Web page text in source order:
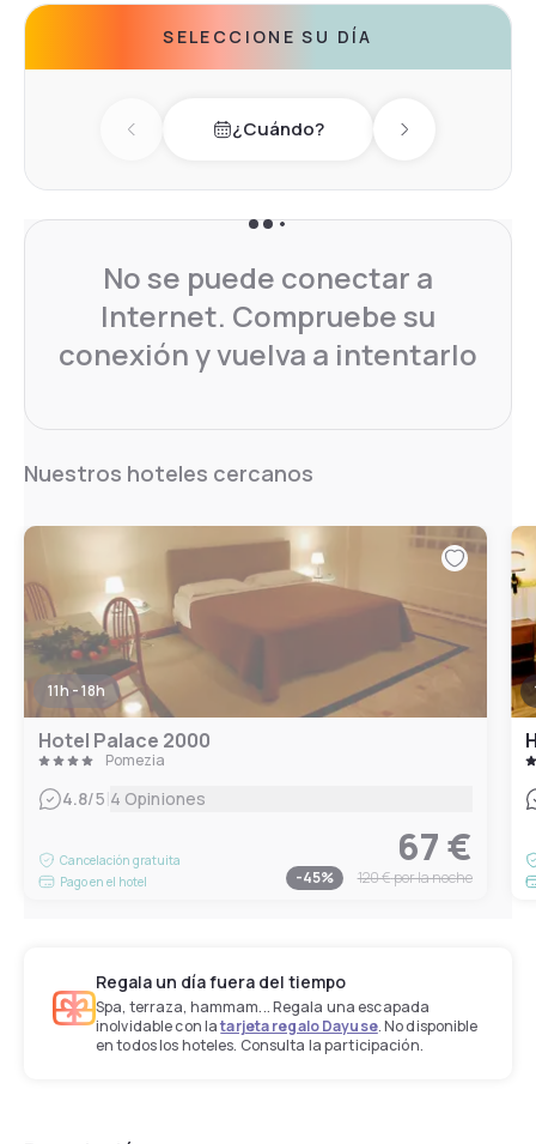
SELECCIONE SU DÍA
Previous day¿Cuándo? Next day
No se puede conectar a
Internet. Compruebe su
conexión y vuelva a intentarlo
Nuestros hoteles cercanos
11h - 18h
Hotel Palace 2000
Pomezia
4.8/5|4 Opiniones
Cancelación gratuita
Pago en el hotel
67 €
-45% 120 €por la noche
Regala un día fuera del tiempo
Spa, terraza, hammam... Regala una escapada
inolvidable con latarjeta regalo Dayuse. No disponible
en todos los hoteles. Consulta la participación.